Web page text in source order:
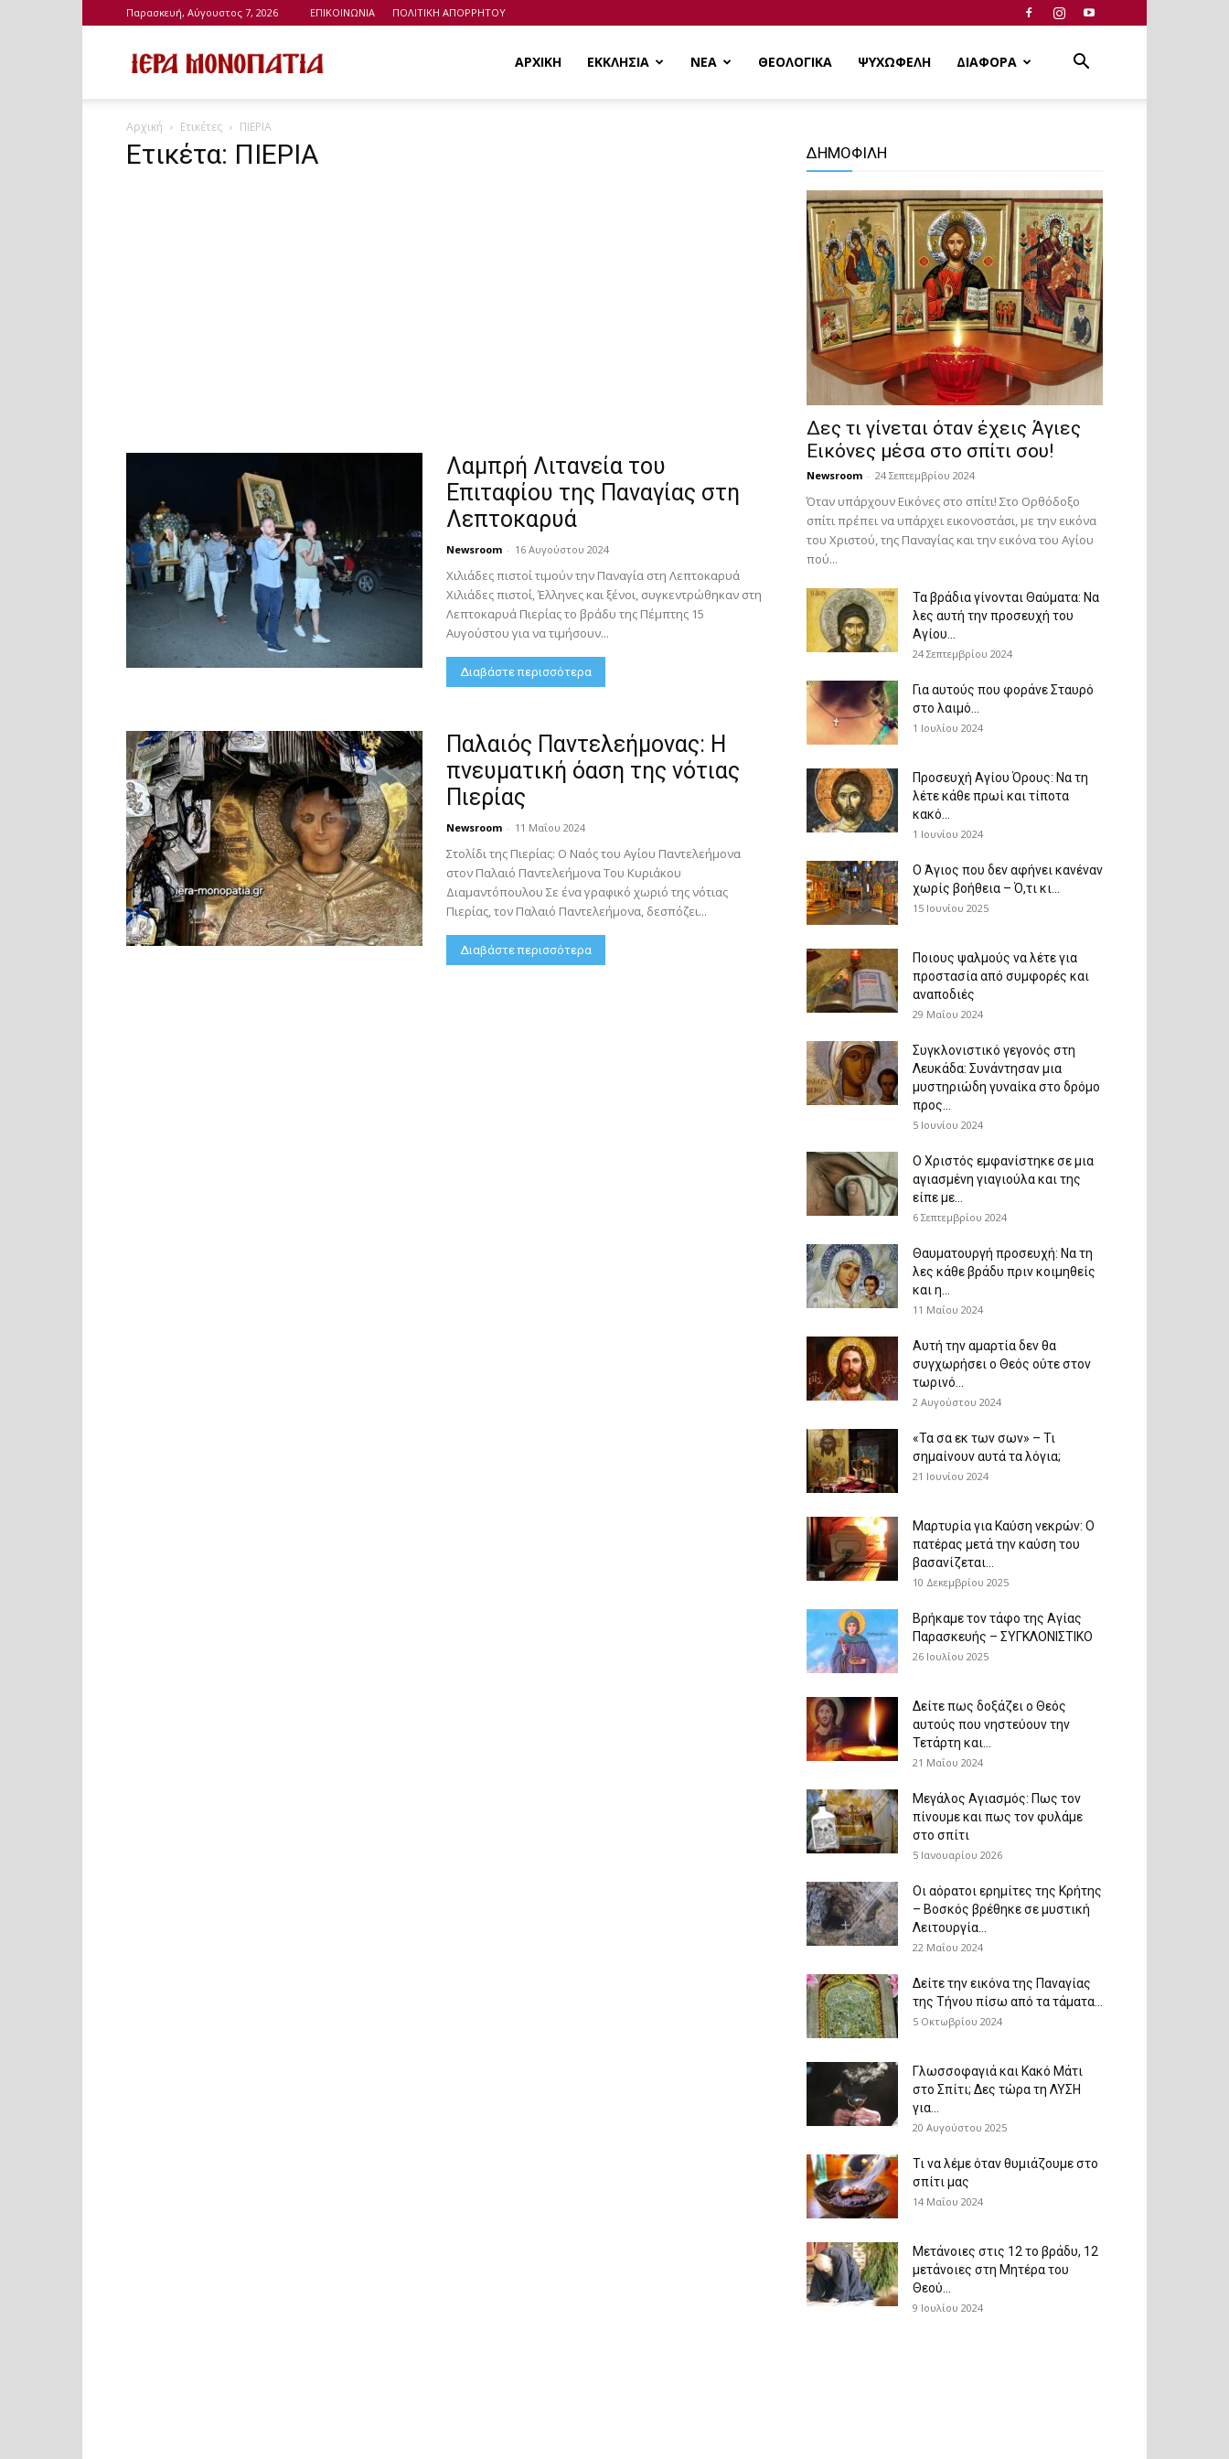
Παρασκευή, Αύγουστος 7, 2026 ΕΠΙΚΟΙΝΩΝΙΑ ΠΟΛΙΤΙΚΗ ΑΠΟΡΡΗΤΟΥ
ΑΡΧΙΚΗ ΕΚΚΛΗΣΙΑ ΝΕΑ ΘΕΟΛΟΓΙΚΑ ΨΥΧΩΦΕΛΗ ΔΙΑΦΟΡΑ
Αρχική Ετικέτες ΠΙΕΡΙΑ
Ετικέτα: ΠΙΕΡΙΑ
Λαμπρή Λιτανεία του
Επιταφίου της Παναγίας στη
Λεπτοκαρυά
Newsroom - 16 Αυγούστου 2024
Χιλιάδες πιστοί τιμούν την Παναγία στη Λεπτοκαρυά
Χιλιάδες πιστοί, Έλληνες και ξένοι, συγκεντρώθηκαν στη
Λεπτοκαρυά Πιερίας το βράδυ της Πέμπτης 15
Αυγούστου για να τιμήσουν...
Διαβάστε περισσότερα
Παλαιός Παντελεήμονας: Η
πνευματική όαση της νότιας
Πιερίας
Newsroom - 11 Μαΐου 2024
Στολίδι της Πιερίας: Ο Ναός του Αγίου Παντελεήμονα
στον Παλαιό Παντελεήμονα Του Κυριάκου
Διαμαντόπουλου Σε ένα γραφικό χωριό της νότιας
Πιερίας, τον Παλαιό Παντελεήμονα, δεσπόζει...
Διαβάστε περισσότερα
ΔΗΜΟΦΙΛΗ
Δες τι γίνεται όταν έχεις Άγιες
Εικόνες μέσα στο σπίτι σου!
Newsroom - 24 Σεπτεμβρίου 2024
Όταν υπάρχουν Εικόνες στο σπίτι! Στο Ορθόδοξο
σπίτι πρέπει να υπάρχει εικονοστάσι, με την εικόνα
του Χριστού, της Παν­αγίας και την εικόνα του Αγίου
πού...
Τα βράδια γίνονται Θαύματα: Να
λες αυτή την προσευχή του
Αγίου...
24 Σεπτεμβρίου 2024
Για αυτούς που φοράνε Σταυρό
στο λαιμό…
1 Ιουλίου 2024
Προσευχή Αγίου Όρους: Να τη
λέτε κάθε πρωί και τίποτα
κακό...
1 Ιουνίου 2024
Ο Άγιος που δεν αφήνει κανέναν
χωρίς βοήθεια – Ό,τι κι...
15 Ιουνίου 2025
Ποιους ψαλμούς να λέτε για
προστασία από συμφορές και
αναποδιές
29 Μαΐου 2024
Συγκλονιστικό γεγονός στη
Λευκάδα: Συνάντησαν μια
μυστηριώδη γυναίκα στο δρόμο
προς...
5 Ιουνίου 2024
Ο Χριστός εμφανίστηκε σε μια
αγιασμένη γιαγιούλα και της
είπε με...
6 Σεπτεμβρίου 2024
Θαυματουργή προσευχή: Να τη
λες κάθε βράδυ πριν κοιμηθείς
και η...
11 Μαΐου 2024
Αυτή την αμαρτία δεν θα
συγχωρήσει ο Θεός ούτε στον
τωρινό...
2 Αυγούστου 2024
«Τα σα εκ των σων» – Τι
σημαίνουν αυτά τα λόγια;
21 Ιουνίου 2024
Μαρτυρία για Καύση νεκρών: Ο
πατέρας μετά την καύση του
βασανίζεται...
10 Δεκεμβρίου 2025
Βρήκαμε τον τάφο της Αγίας
Παρασκευής – ΣΥΓΚΛΟΝΙΣΤΙΚΟ
26 Ιουλίου 2025
Δείτε πως δοξάζει ο Θεός
αυτούς που νηστεύουν την
Τετάρτη και...
21 Μαΐου 2024
Μεγάλος Αγιασμός: Πως τον
πίνουμε και πως τον φυλάμε
στο σπίτι
5 Ιανουαρίου 2026
Οι αόρατοι ερημίτες της Κρήτης
– Βοσκός βρέθηκε σε μυστική
Λειτουργία...
22 Μαΐου 2024
Δείτε την εικόνα της Παναγίας
της Τήνου πίσω από τα τάματα...
5 Οκτωβρίου 2024
Γλωσσοφαγιά και Κακό Μάτι
στο Σπίτι; Δες τώρα τη ΛΥΣΗ
για...
20 Αυγούστου 2025
Τι να λέμε όταν θυμιάζουμε στο
σπίτι μας
14 Μαΐου 2024
Μετάνοιες στις 12 το βράδυ, 12
μετάνοιες στη Μητέρα του
Θεού...
9 Ιουλίου 2024